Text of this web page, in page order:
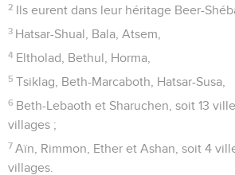
2 Ils eurent dans leur héritage Beer-
3 Hatsar-Shual, Bala, Atsem,
4 Eltholad, Bethul, Horma,
5 Tsiklag, Beth-Marcaboth, Hatsar-Susa,
6 Beth-Lebaoth et Sharuchen, soit 13
villages ;
7 Aïn, Rimmon, Ether et Ashan, soit 4
villages.